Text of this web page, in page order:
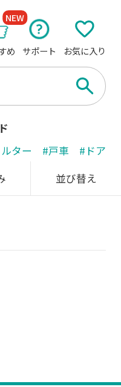
め
NEW
サポート お気に入り
ター #戸車
#ドアノ
並び替え